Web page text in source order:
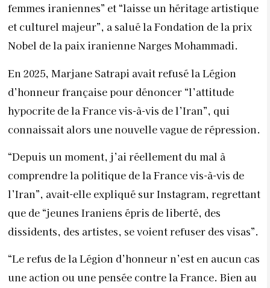
femmes iraniennes” et “laisse un héritage artistique
et culturel majeur”, a salué la Fondation de la prix
Nobel de la paix iranienne Narges Mohammadi.
En 2025, Marjane Satrapi avait refusé la Légion
d’honneur française pour dénoncer “l’attitude
hypocrite de la France vis-à-vis de l’Iran”, qui
connaissait alors une nouvelle vague de répression.
“Depuis un moment, j’ai réellement du mal à
comprendre la politique de la France vis-à-vis de
l’Iran”, avait-elle expliqué sur Instagram, regrettant
que de “jeunes Iraniens épris de liberté, des
dissidents, des artistes, se voient refuser des visas”.
“Le refus de la Légion d’honneur n’est en aucun cas
une action ou une pensée contre la France. Bien au